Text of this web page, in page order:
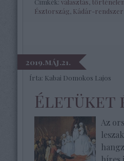
Címkék: választás
Észtország Kádár-rendszer
2019.máj.21.
Írta: Kabai Domokos Lajos
Életüket
Az